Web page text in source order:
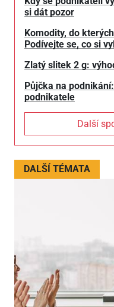
si dát pozor
Komodity, do
Podívejte se, co si
Zlatý slitek 2 g:
Půjčka na
podnikatele
Další
DALŠÍ TÉMATA